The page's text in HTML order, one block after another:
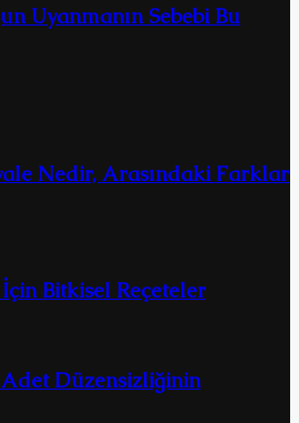
Uyanmanın Sebebi Bu
Nedir, Arasındaki Farklar
Bitkisel Reçeteler
Düzensizliğinin